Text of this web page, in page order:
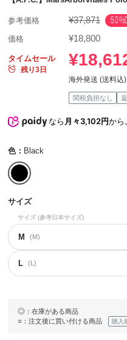
参考価格 ¥37,871
価格 ¥18,800
タイムセール
残り3日
海外発送 (送料込)
関税負担なし
なら月々3,102円から
色： Black
サイズ
サイズ (参考日本サイズ)
M (M)
L (L)
◎ ：在庫がある商品
○ ：注文後に買い付ける商品 購入